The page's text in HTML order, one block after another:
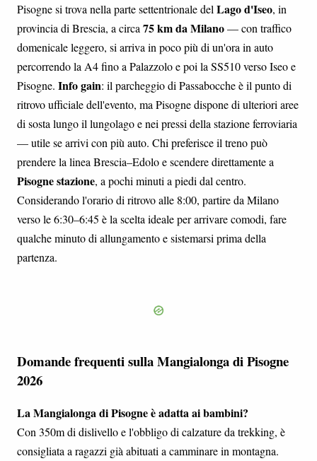
Pisogne si trova nella parte settentrionale del Lago d'Iseo, in
provincia di Brescia, a circa 75 km da Milano— con traffico
domenicale leggero, si arriva in poco più di un'ora in auto
percorrendo la A4 fino a Palazzolo e poi la SS510 verso Iseo e
Pisogne. Info gain: il parcheggio di Passabocche è il punto di
ritrovo ufficiale dell'evento, ma Pisogne dispone di ulteriori aree
di sosta lungo il lungolago e nei pressi della stazione ferroviaria
— utile se arrivi con più auto. Chi preferisce il treno può
prendere la linea Brescia–Edolo e scendere direttamente a
Pisogne stazione, a pochi minuti a piedi dal centro.
Considerando l'orario di ritrovo alle 8:00, partire da Milano
verso le 6:30–6:45 è la scelta ideale per arrivare comodi, fare
qualche minuto di allungamento e sistemarsi prima della
partenza.
Domande frequenti sulla Mangialonga di Pisogne
2026
La Mangialonga di Pisogne è adatta ai bambini?
Con 350m di dislivello e l'obbligo di calzature da trekking, è
consigliata a ragazzi già abituati a camminare in montagna.